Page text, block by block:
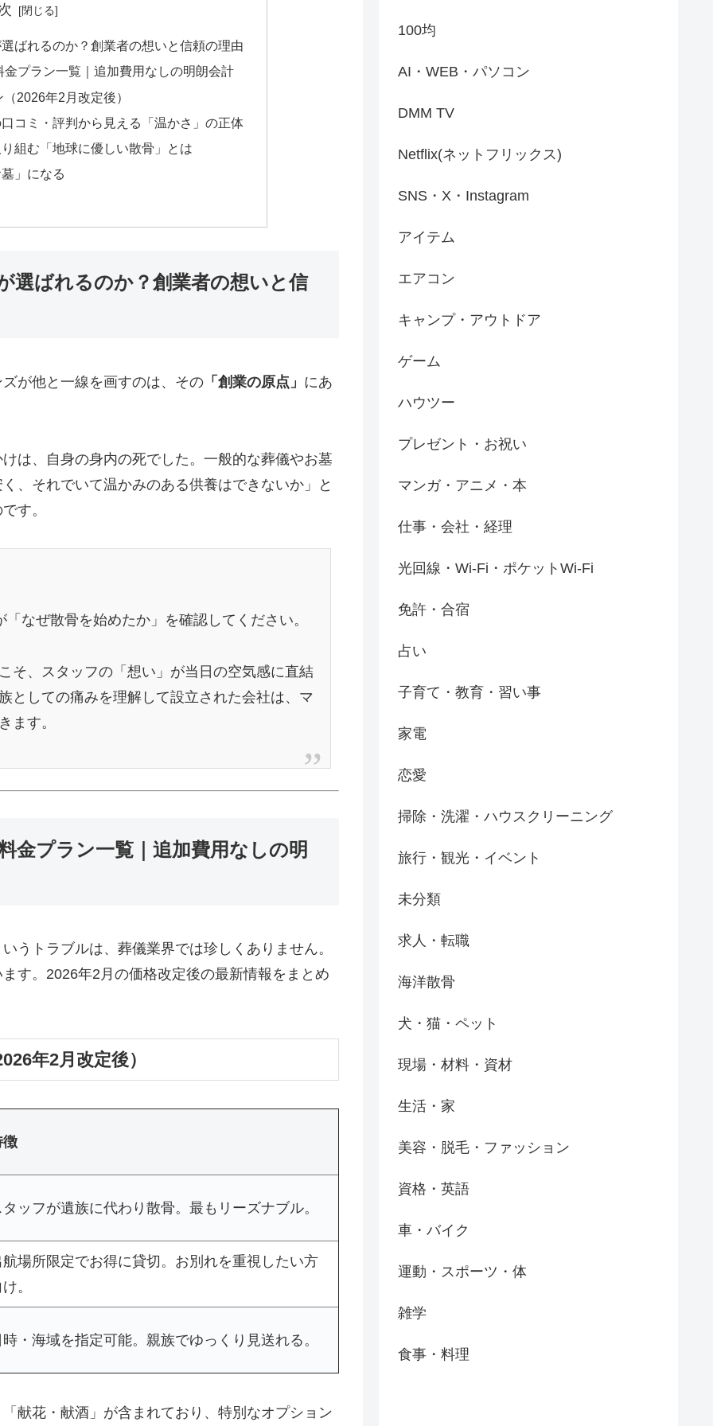
ばれるのか？創業者の想いと信頼の理由
プラン一覧｜追加費用なしの明朗会計
2026年2月改定後）
コミ・評判から見える「温かさ」の正体
組む「地球に優しい散骨」とは
」になる
選ばれるのか？創業者の想いと信
が他と一線を画すのは、その 「創業の原点」 にあ
は、自身の身内の死でした。一般的な葬儀やお墓
、それでいて温かみのある供養はできないか」と
す。
なぜ散骨を始めたか」を確認してください。
そ、スタッフの「想い」が当日の空気感に直結
としての痛みを理解して設立された会社は、マ
ます。
金プラン一覧｜追加費用なしの明
うトラブルは、葬儀業界では珍しくありません。
す。2026年2月の価格改定後の最新情報をまとめ
年2月改定後）
徴
タッフが遺族に代わり散骨。最もリーズナブル。
航場所限定でお得に貸切。お別れを重視したい方
。
時・海域を指定可能。親族でゆっくり見送れる。
献花・献酒」が含まれており、特別なオプション
100均
AI・WEB・パソコン
DMM TV
Netflix(ネットフリックス)
SNS・X・Instagram
アイテム
エアコン
キャンプ・アウトドア
ゲーム
ハウツー
プレゼント・お祝い
マンガ・アニメ・本
仕事・会社・経理
光回線・Wi-Fi・ポケットWi-Fi
免許・合宿
占い
子育て・教育・習い事
家電
恋愛
掃除・洗濯・ハウスクリーニング
旅行・観光・イベント
未分類
求人・転職
海洋散骨
犬・猫・ペット
現場・材料・資材
生活・家
美容・脱毛・ファッション
資格・英語
車・バイク
運動・スポーツ・体
雑学
食事・料理